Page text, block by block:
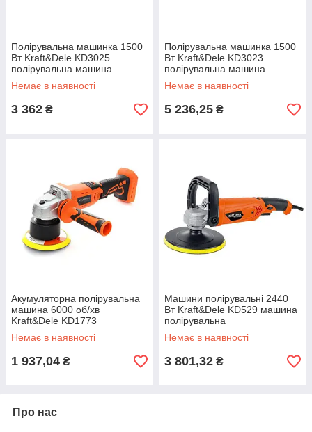
Полірувальна машинка 1500
Вт Kraft&Dele KD3025
полірувальна машина
Немає в наявності
3 362 ₴
Полірувальна машинка 1500
Вт Kraft&Dele KD3023
полірувальна машина
Немає в наявності
5 236,25 ₴
Акумуляторна полірувальна
машина 6000 об/хв
Kraft&Dele KD1773
полірувальна машина
акумуляторна
Немає в наявності
1 937,04 ₴
Машини полірувальні 2440
Вт Kraft&Dele KD529 машина
полірувальна
Немає в наявності
3 801,32 ₴
Про нас